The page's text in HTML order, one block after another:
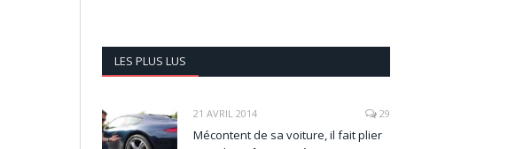
LES PLUS LUS
21 AVRIL 2014 29
Mécontent de sa voiture, il fait plier